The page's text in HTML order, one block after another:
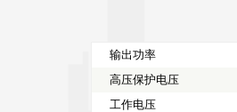
输出功率
高压保护电压
工作电压